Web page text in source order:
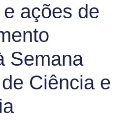
ações de
Semana
Ciência e